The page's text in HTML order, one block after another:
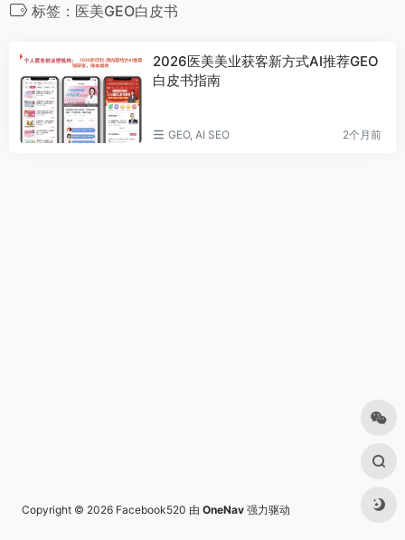
标签：医美GEO白皮书
2026医美美业获客新方式AI推荐GEO
白皮书指南
GEO, AI SEO 2个月前
Copyright © 2026 Facebook520 由 OneNav 强力驱动